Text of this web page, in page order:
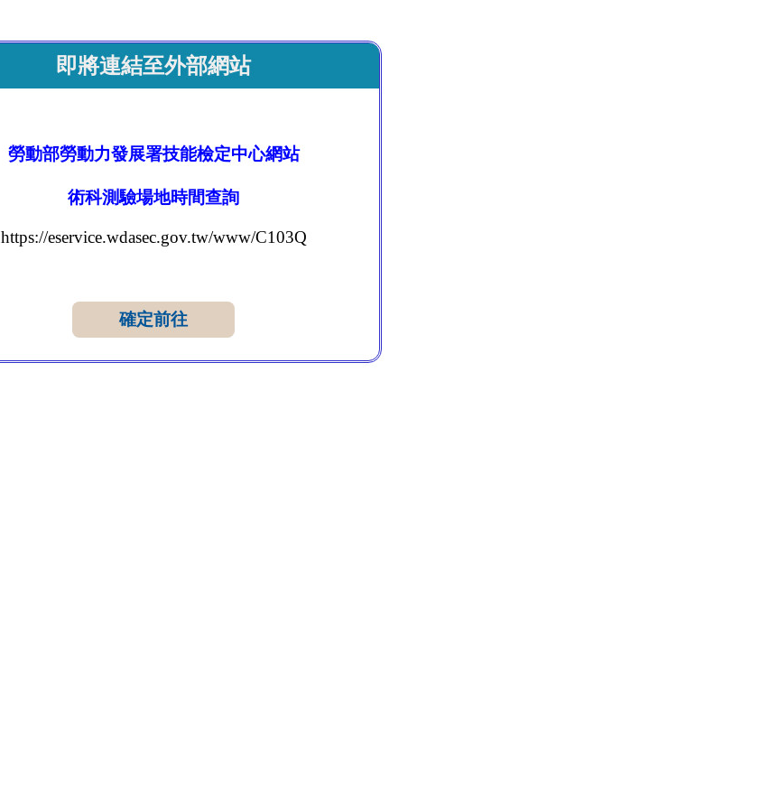
即將連結至外部網站
勞動部勞動力發展署技能檢定中心網站
術科測驗場地時間查詢
https://eservice.wdasec.gov.tw/www/C103Q
確定前往